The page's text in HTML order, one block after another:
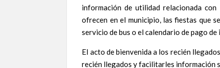
información de utilidad relacionada
ofrecen en el municipio, las fiestas que
servicio de bus o el calendario de pago
El acto de bienvenida a los recién
recién llegados y facilitarles información